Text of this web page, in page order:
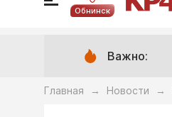
Обнинск
Важно:
Главная → Новости →